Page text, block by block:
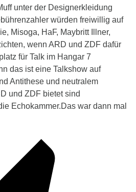
unter der Designerkleidung
würden freiwillig auf
Misoga, HaF, Maybritt Illner,
wenn ARD und ZDF dafür
für Talk im Hangar 7
das ist eine Talkshow auf
Antithese und neutralem
und ZDF bietet sind
Echokammer.Das war dann mal